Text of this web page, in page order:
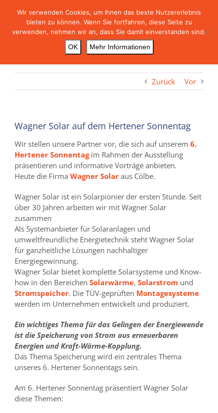
Zurück Vor
Wagner Solar auf dem Hertener Sonnentag
Wir stellen unsere Partner vor, die sich auf unserem 6.
Hertener Sonnentagim Rahmen der Ausstellung
präsentieren und informative Vorträge anbieten.
Heute die Firma Wagner Solar aus Cölbe.
Wagner Solar ist ein Solarpionier der ersten Stunde. Seit
über 30 Jahren arbeiten wir mit Wagner Solar
zusammen
Als Systemanbieter für Solaranlagen und
umweltfreundliche Energietechnik steht Wagner Solar
für ganzheitliche Lösungen nachhaltiger
Energiegewinnung.
Wagner Solar bietet komplette Solarsysteme und Know-
how in den Bereichen Solarwärme, Solarstrom und
Stromspeicher. Die TÜV-geprüften Montagesysteme
werden im Unternehmen entwickelt und produziert.
Ein wichtiges Thema für das Gelingen der Energiewende
ist die Speicherungvon Strom aus erneuerbaren
Energien und Kraft-Wärme-Kopplung.
Das Thema Speicherung wird ein zentrales Thema
unseres 6. Hertener Sonnentags sein.
Am 6. Hertener Sonnentag präsentiert Wagner Solar
diese Themen:
Wir verwenden Cookies, um Ihnen das beste Nutzererlebnis
bieten zu können. Wenn Sie fortfahren, diese Seite zu
verwenden, nehmen wir an, dass Sie damit einverstanden sind.
OK
Mehr Informationen